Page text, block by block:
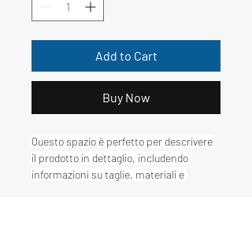
Add to Cart
Buy Now
Questo spazio è perfetto per descrivere
il prodotto in dettaglio, includendo
informazioni su taglie, materiali e